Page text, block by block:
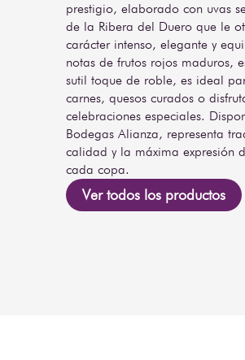
prestigio, elaborado con uvas
de la Ribera del Duero que le
carácter intenso, elegante y
notas de frutos rojos maduros,
sutil toque de roble, es ideal
carnes, quesos curados o
celebraciones especiales.
Bodegas Alianza, representa
calidad y la máxima expresión
cada copa.
Ver todos los productos